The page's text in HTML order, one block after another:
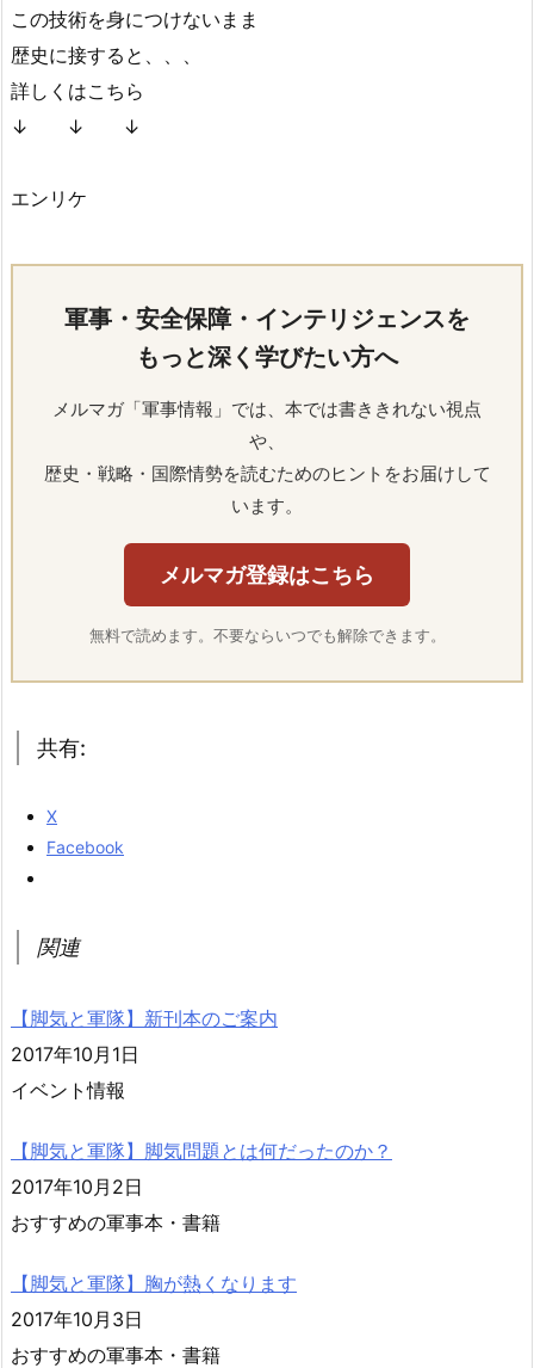
この技術を身につけないまま
歴史に接すると、、、
詳しくはこちら
↓ ↓ ↓
エンリケ
軍事・安全保障・インテリジェンスを
もっと深く学びたい方へ
メルマガ「軍事情報」では、本では書ききれない視点
や、
歴史・戦略・国際情勢を読むためのヒントをお届けして
います。
メルマガ登録はこちら
無料で読めます。不要ならいつでも解除できます。
共有:
X
Facebook
関連
【脚気と軍隊】新刊本のご案内
2017年10月1日
イベント情報
【脚気と軍隊】脚気問題とは何だったのか？
2017年10月2日
おすすめの軍事本・書籍
【脚気と軍隊】胸が熱くなります
2017年10月3日
おすすめの軍事本・書籍